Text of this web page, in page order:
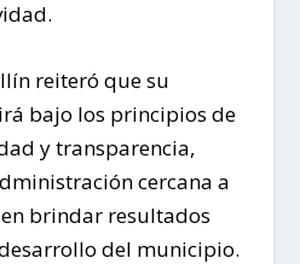
reiteró que su
bajo los principios de
y transparencia,
cercana a
brindar resultados
del municipio.